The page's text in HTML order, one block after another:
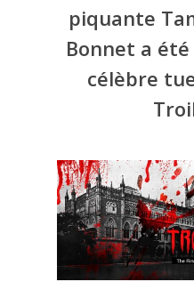
piquante
Bonnet a
célèbre